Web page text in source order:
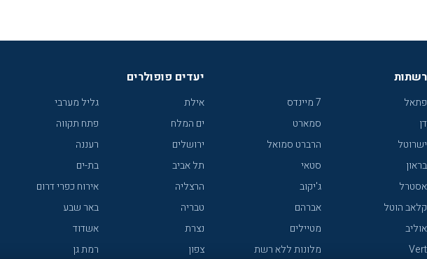
רשתות
פתאל
דן
ישרוטל
בראון
אסטרל
קלאב הוטל
אוליב
Vert
7 מיינדס
סמארט
הרברט סמואל
סטאי
ג'יקוב
אברהם
מטיילים
מלונות ללא רשת
יעדים פופולרים
אילת
ים המלח
ירושלים
תל אביב
הרצליה
טבריה
נצרת
צפון
גליל מערבי
פתח תקווה
רעננה
בת-ים
אירוח כפרי דרום
באר שבע
אשדוד
רמת גן